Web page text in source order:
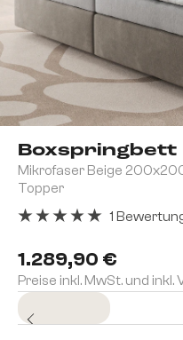
Boxspringbett
Mikrofaser Beige
Topper
1.289,90 €
Preise inkl. MwSt. und
1